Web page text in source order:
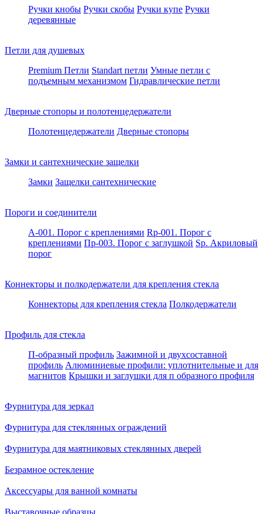
Ручки кнобы Ручки скобы Ручки купе Ручки
деревянные
Петли для душевых
Premium Петли Standart петли Умные петли c
подъемным механизмом Гидравлические петли
Дверные стопоры и полотенцедержатели
Полотенцедержатели Дверные стопоры
Замки и сантехнические защелки
Замки Защелки сантехнические
Пороги и соединители
A-001. Порог с креплениями Rp-001. Порог с
креплениями Пр-003. Порог с заглушкой Sp. Акриловый
порог
Коннекторы и полкодержатели для крепления стекла
Коннекторы для крепления стекла Полкодержатели
Профиль для стекла
П-образный профиль Зажимной и двухсоставной
профиль Алюминиевые профили: уплотнительные и для
магнитов Крышки и заглушки для п образного профиля
Фурнитура для зеркал
Фурнитура для стеклянных ограждений
Фурнитура для маятниковых стеклянных дверей
Безрамное остекление
Аксессуары для ванной комнаты
Выставочные образцы